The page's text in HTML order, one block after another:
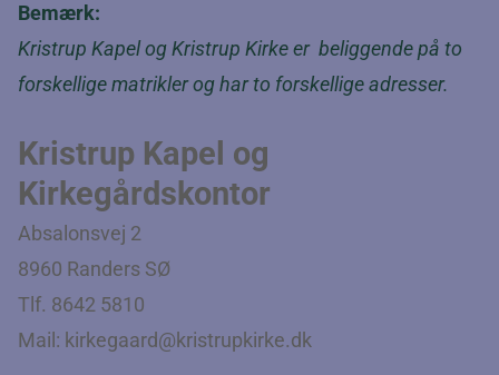
Bemærk:
Kristrup Kapel og Kristrup Kirke er beliggende på to
forskellige matrikler og har to forskellige adresser.
Kristrup Kapel og
Kirkegårdskontor
Absalonsvej 2
8960 Randers SØ
Tlf. 8642 5810
Mail: kirkegaard@kristrupkirke.dk